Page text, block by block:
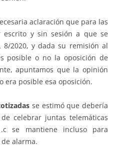
aclaración que para las
escrito y sin sesión a que se
8/2020, y dada su remisión al
posible o no la oposición de
apuntamos que la opinión
era posible esa oposición.
se estimó que debería
celebrar juntas telemáticas
se mantiene incluso para
alarma.